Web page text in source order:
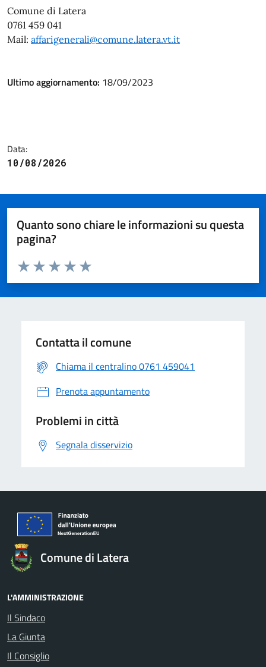
Comune di Latera
0761 459 041
Mail: affarigenerali@comune.latera.vt.it
Ultimo aggiornamento: 18/09/2023
Data:
10/08/2026
Quanto sono chiare le informazioni su questa
pagina?
Valuta da 1 a 5 stelle la pagina
Valuta 4 stelle su 5
Valuta 3 stelle su 5
Valuta 2 stelle su 5
Valuta 1 stelle su 5
Contatta il comune
Chiama il centralino 0761 459041
Prenota appuntamento
Problemi in città
Segnala disservizio
Comune di Latera
L'AMMINISTRAZIONE
Il Sindaco
La Giunta
Il Consiglio